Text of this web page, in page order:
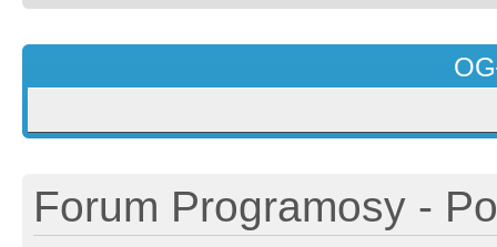
Forum Programosy -